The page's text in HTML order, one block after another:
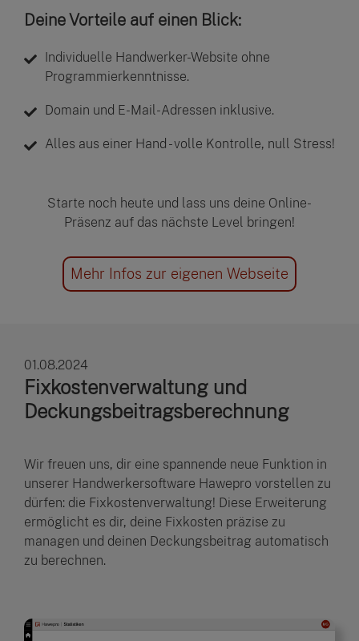
Deine Vorteile auf einen Blick:
Individuelle Handwerker-Website ohne
Programmierkenntnisse.
Domain und E-Mail-Adressen inklusive.
Alles aus einer Hand - volle Kontrolle, null Stress!
Starte noch heute und lass uns deine Online-
Präsenz auf das nächste Level bringen!
Mehr Infos zur eigenen Webseite
01.08.2024
Fixkostenverwaltung und
Deckungsbeitragsberechnung
Wir freuen uns, dir eine spannende neue Funktion in
unserer Handwerkersoftware Hawepro vorstellen zu
dürfen: die Fixkostenverwaltung! Diese Erweiterung
ermöglicht es dir, deine Fixkosten präzise zu
managen und deinen Deckungsbeitrag automatisch
zu berechnen.